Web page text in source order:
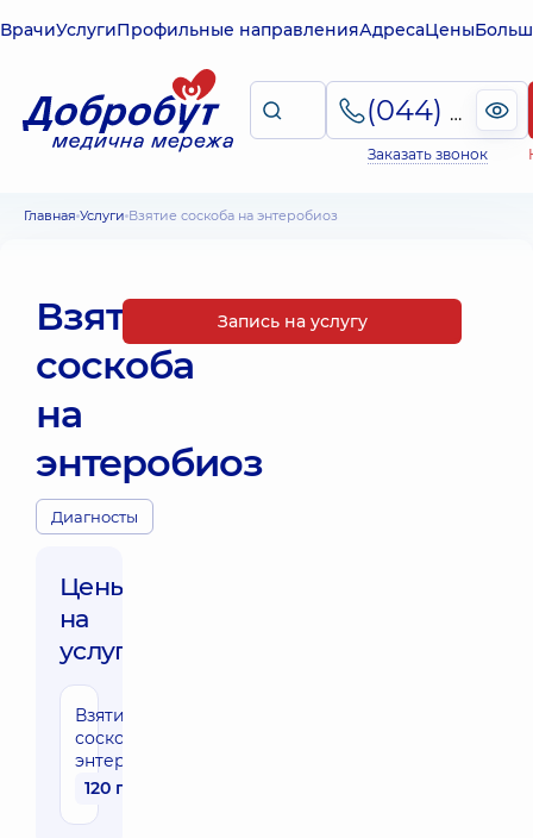
ВрачиУслугиПрофильные направленияАдресаЦены
(044) 495-2-888
Заказать звонок
Главная Услуги Взятие соскоба на энтеробиоз
Взятие
соскоба
на
энтеробиоз
Диагносты
Цены
на
услуги:
Взятие
соскоба на
энтеробиоз
120 грн
Запись на услугу